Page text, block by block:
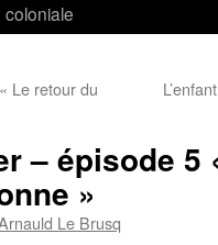
coloniale
Le retour du
– épisode 5
»
Le Brusq